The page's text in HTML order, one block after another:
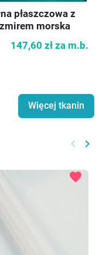
płaszczowa z
morska
147,60 zł za m.b.
Więcej tkanin
keyboard_arrow_left keyboard_arrow_right
favorite